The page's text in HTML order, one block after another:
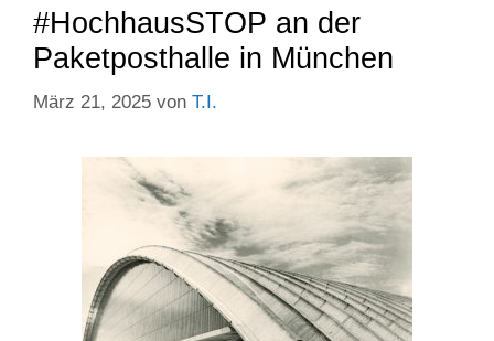
#HochhausSTOP an der
Paketposthalle in München
März 21, 2025 von T.I.